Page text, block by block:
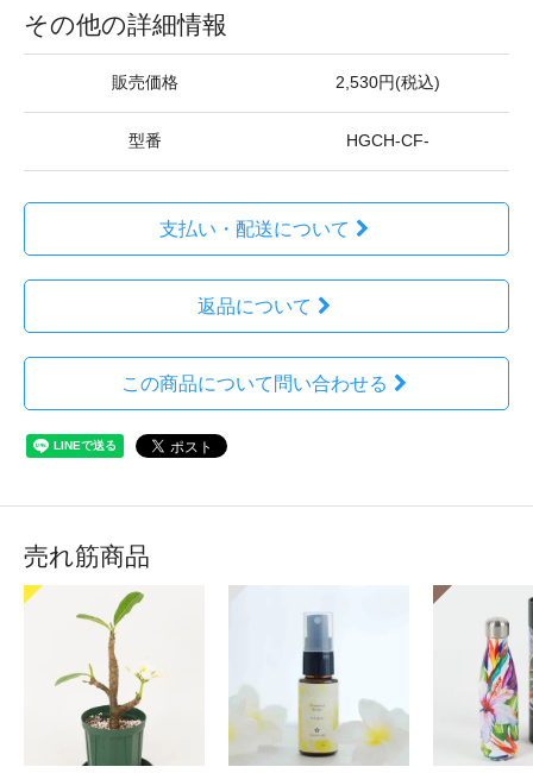
その他の詳細情報
販売価格 2,530円(税込)
型番 HGCH-CF-
支払い・配送について
返品について
この商品について問い合わせる
売れ筋商品